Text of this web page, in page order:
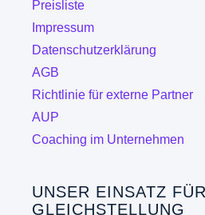
gewählt
Preisliste
Impressum
Datenschutzerklärung
AGB
Richtlinie für externe Partner
AUP
Coaching im Unternehmen
UNSER EINSATZ FÜR
GLEICHSTELLUNG